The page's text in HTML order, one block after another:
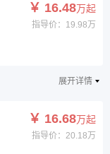
￥ 16.48万起
指导价：19.98万
展开详情
￥ 16.68万起
指导价：20.18万